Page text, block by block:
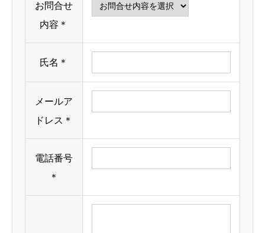
お問合せ
内容＊
氏名＊
メールア
ドレス＊
電話番号
＊
お問合せ